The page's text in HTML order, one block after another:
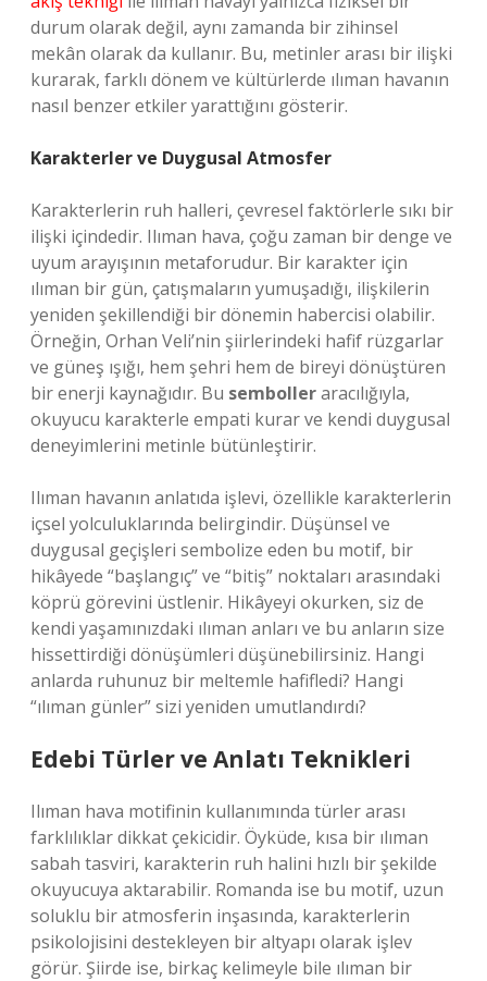
durum olarak değil, aynı zamanda bir zihinsel
mekân olarak da kullanır. Bu, metinler arası bir ilişki
kurarak, farklı dönem ve kültürlerde ılıman havanın
nasıl benzer etkiler yarattığını gösterir.
Karakterler ve Duygusal Atmosfer
Karakterlerin ruh halleri, çevresel faktörlerle sıkı bir
ilişki içindedir. Ilıman hava, çoğu zaman bir denge ve
uyum arayışının metaforudur. Bir karakter için
ılıman bir gün, çatışmaların yumuşadığı, ilişkilerin
yeniden şekillendiği bir dönemin habercisi olabilir.
Örneğin, Orhan Veli’nin şiirlerindeki hafif rüzgarlar
ve güneş ışığı, hem şehri hem de bireyi dönüştüren
bir enerji kaynağıdır. Bu sembolleraracılığıyla,
okuyucu karakterle empati kurar ve kendi duygusal
deneyimlerini metinle bütünleştirir.
Ilıman havanın anlatıda işlevi, özellikle karakterlerin
içsel yolculuklarında belirgindir. Düşünsel ve
duygusal geçişleri sembolize eden bu motif, bir
hikâyede “başlangıç” ve “bitiş” noktaları arasındaki
köprü görevini üstlenir. Hikâyeyi okurken, siz de
kendi yaşamınızdaki ılıman anları ve bu anların size
hissettirdiği dönüşümleri düşünebilirsiniz. Hangi
anlarda ruhunuz bir meltemle hafifledi? Hangi
“ılıman günler” sizi yeniden umutlandırdı?
Edebi Türler ve Anlatı Teknikleri
Ilıman hava motifinin kullanımında türler arası
farklılıklar dikkat çekicidir. Öyküde, kısa bir ılıman
sabah tasviri, karakterin ruh halini hızlı bir şekilde
okuyucuya aktarabilir. Romanda ise bu motif, uzun
soluklu bir atmosferin inşasında, karakterlerin
psikolojisini destekleyen bir altyapı olarak işlev
görür. Şiirde ise, birkaç kelimeyle bile ılıman bir